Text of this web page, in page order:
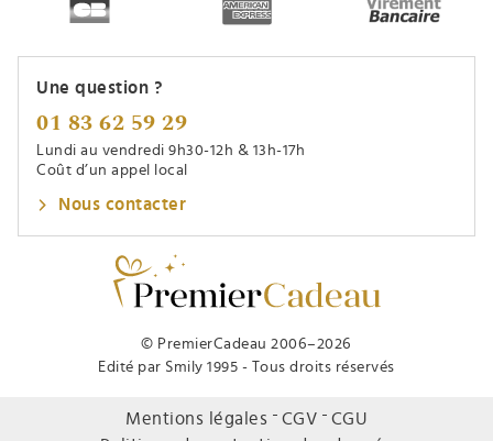
© PremierCadeau 2006–2026
Edité par Smily 1995 - Tous droits réservés
Une question ?
01 83 62 59 29
Lundi au vendredi 9h30-12h & 13h-17h
Coût d’un appel local
Nous contacter
Mentions légales CGV
CGU